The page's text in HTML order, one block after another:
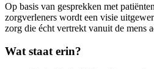
Op basis van gesprekken met
zorgverleners wordt een visie
zorg die écht vertrekt vanuit de mens
Wat staat erin?